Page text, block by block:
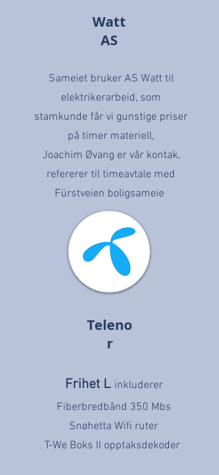
Watt
AS
Sameiet bruker AS Watt til
elektrikerarbeid, som
stamkunde får vi gunstige priser
på timer materiell,
Joachim Øvang er vår kontak,
refererer til timeavtale med
Fürstveien boligsameie
Teleno
r
Frihet L inkluderer
Fiberbredbånd 350 Mbs
Snøhetta Wifi ruter
T-We Boks II opptaksdekoder